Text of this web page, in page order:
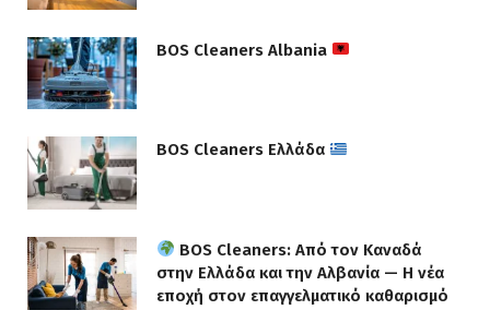
BOS Cleaners Albania
BOS Cleaners Ελλάδα
BOS Cleaners: Από τον Καναδά
στην Ελλάδα και την Αλβανία — Η νέα
εποχή στον επαγγελματικό καθαρισμό